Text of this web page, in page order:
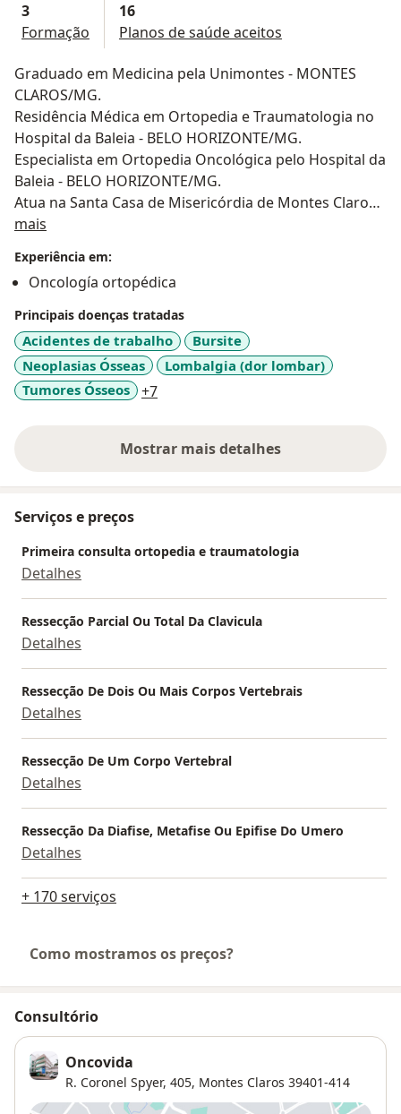
3
Formação
16
Planos de saúde aceitos
Graduado em Medicina pela Unimontes - MONTES
CLAROS/MG.
Residência Médica em Ortopedia e Traumatologia no
Hospital da Baleia - BELO HORIZONTE/MG.
Especialista em Ortopedia Oncológica pelo Hospital da
Baleia - BELO HORIZONTE/MG.
Atua na Santa Casa de Misericórdia de Montes Claros
e Hospital Universitário Clemente de Farias.
Traumatologia (www.sbot.org.br - TEOT 121186).
Membro da Associação Brasileira de Oncologia
Ortopédica (www.aboo.med.br).
mais
Experiência em:
Oncología ortopédica
Principais doenças tratadas
Acidentes de trabalho
Bursite
Neoplasias Ósseas
Lombalgia (dor lombar)
Tumores Ósseos
+7a11y_sr_more_diseases
Mostrar mais detalhes
sobre a experiência
Serviços e preços
Primeira consulta ortopedia e traumatologia
Detalhes
Ressecção Parcial Ou Total Da Clavicula
Detalhes
Ressecção De Dois Ou Mais Corpos Vertebrais
Detalhes
Ressecção De Um Corpo Vertebral
Detalhes
Ressecção Da Diafise, Metafise Ou Epifise Do Umero
Detalhes
+ 170 serviços
Como mostramos os preços?
Consultório
Oncovida
R. Coronel Spyer, 405, Montes Claros 39401-414